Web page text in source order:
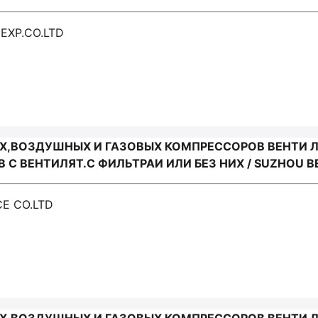
И ГАЗОВЫХ КОМПРЕССОРОВ ВЕНТИ
ФИЛЬТРАИ ИЛИ БЕЗ НИХ / SUZHOU
CO.LTD